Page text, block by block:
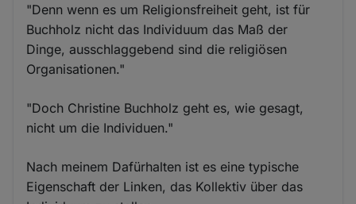
"Denn wenn es um Religionsfreiheit geht, ist für
Buchholz nicht das Individuum das Maß der
Dinge, ausschlaggebend sind die religiösen
Organisationen."
"Doch Christine Buchholz geht es, wie gesagt,
nicht um die Individuen."
Nach meinem Dafürhalten ist es eine typische
Eigenschaft der Linken, das Kollektiv über das